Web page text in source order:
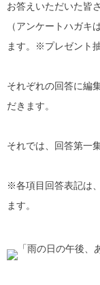
お答えいただいた皆
（アンケートハガキ
ます。※プレゼント
それぞれの回答に編
だきます。
それでは、回答第一
※各項目回答表記は
ます。